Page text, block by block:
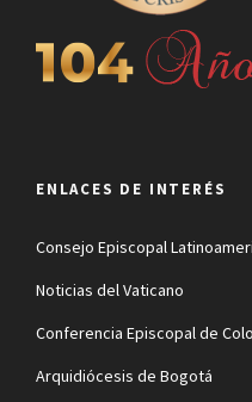
ENLACES DE INTERÉS
Consejo Episcopal
Noticias del Vaticano
Conferencia Episcopal de
Arquidiócesis de Bogotá